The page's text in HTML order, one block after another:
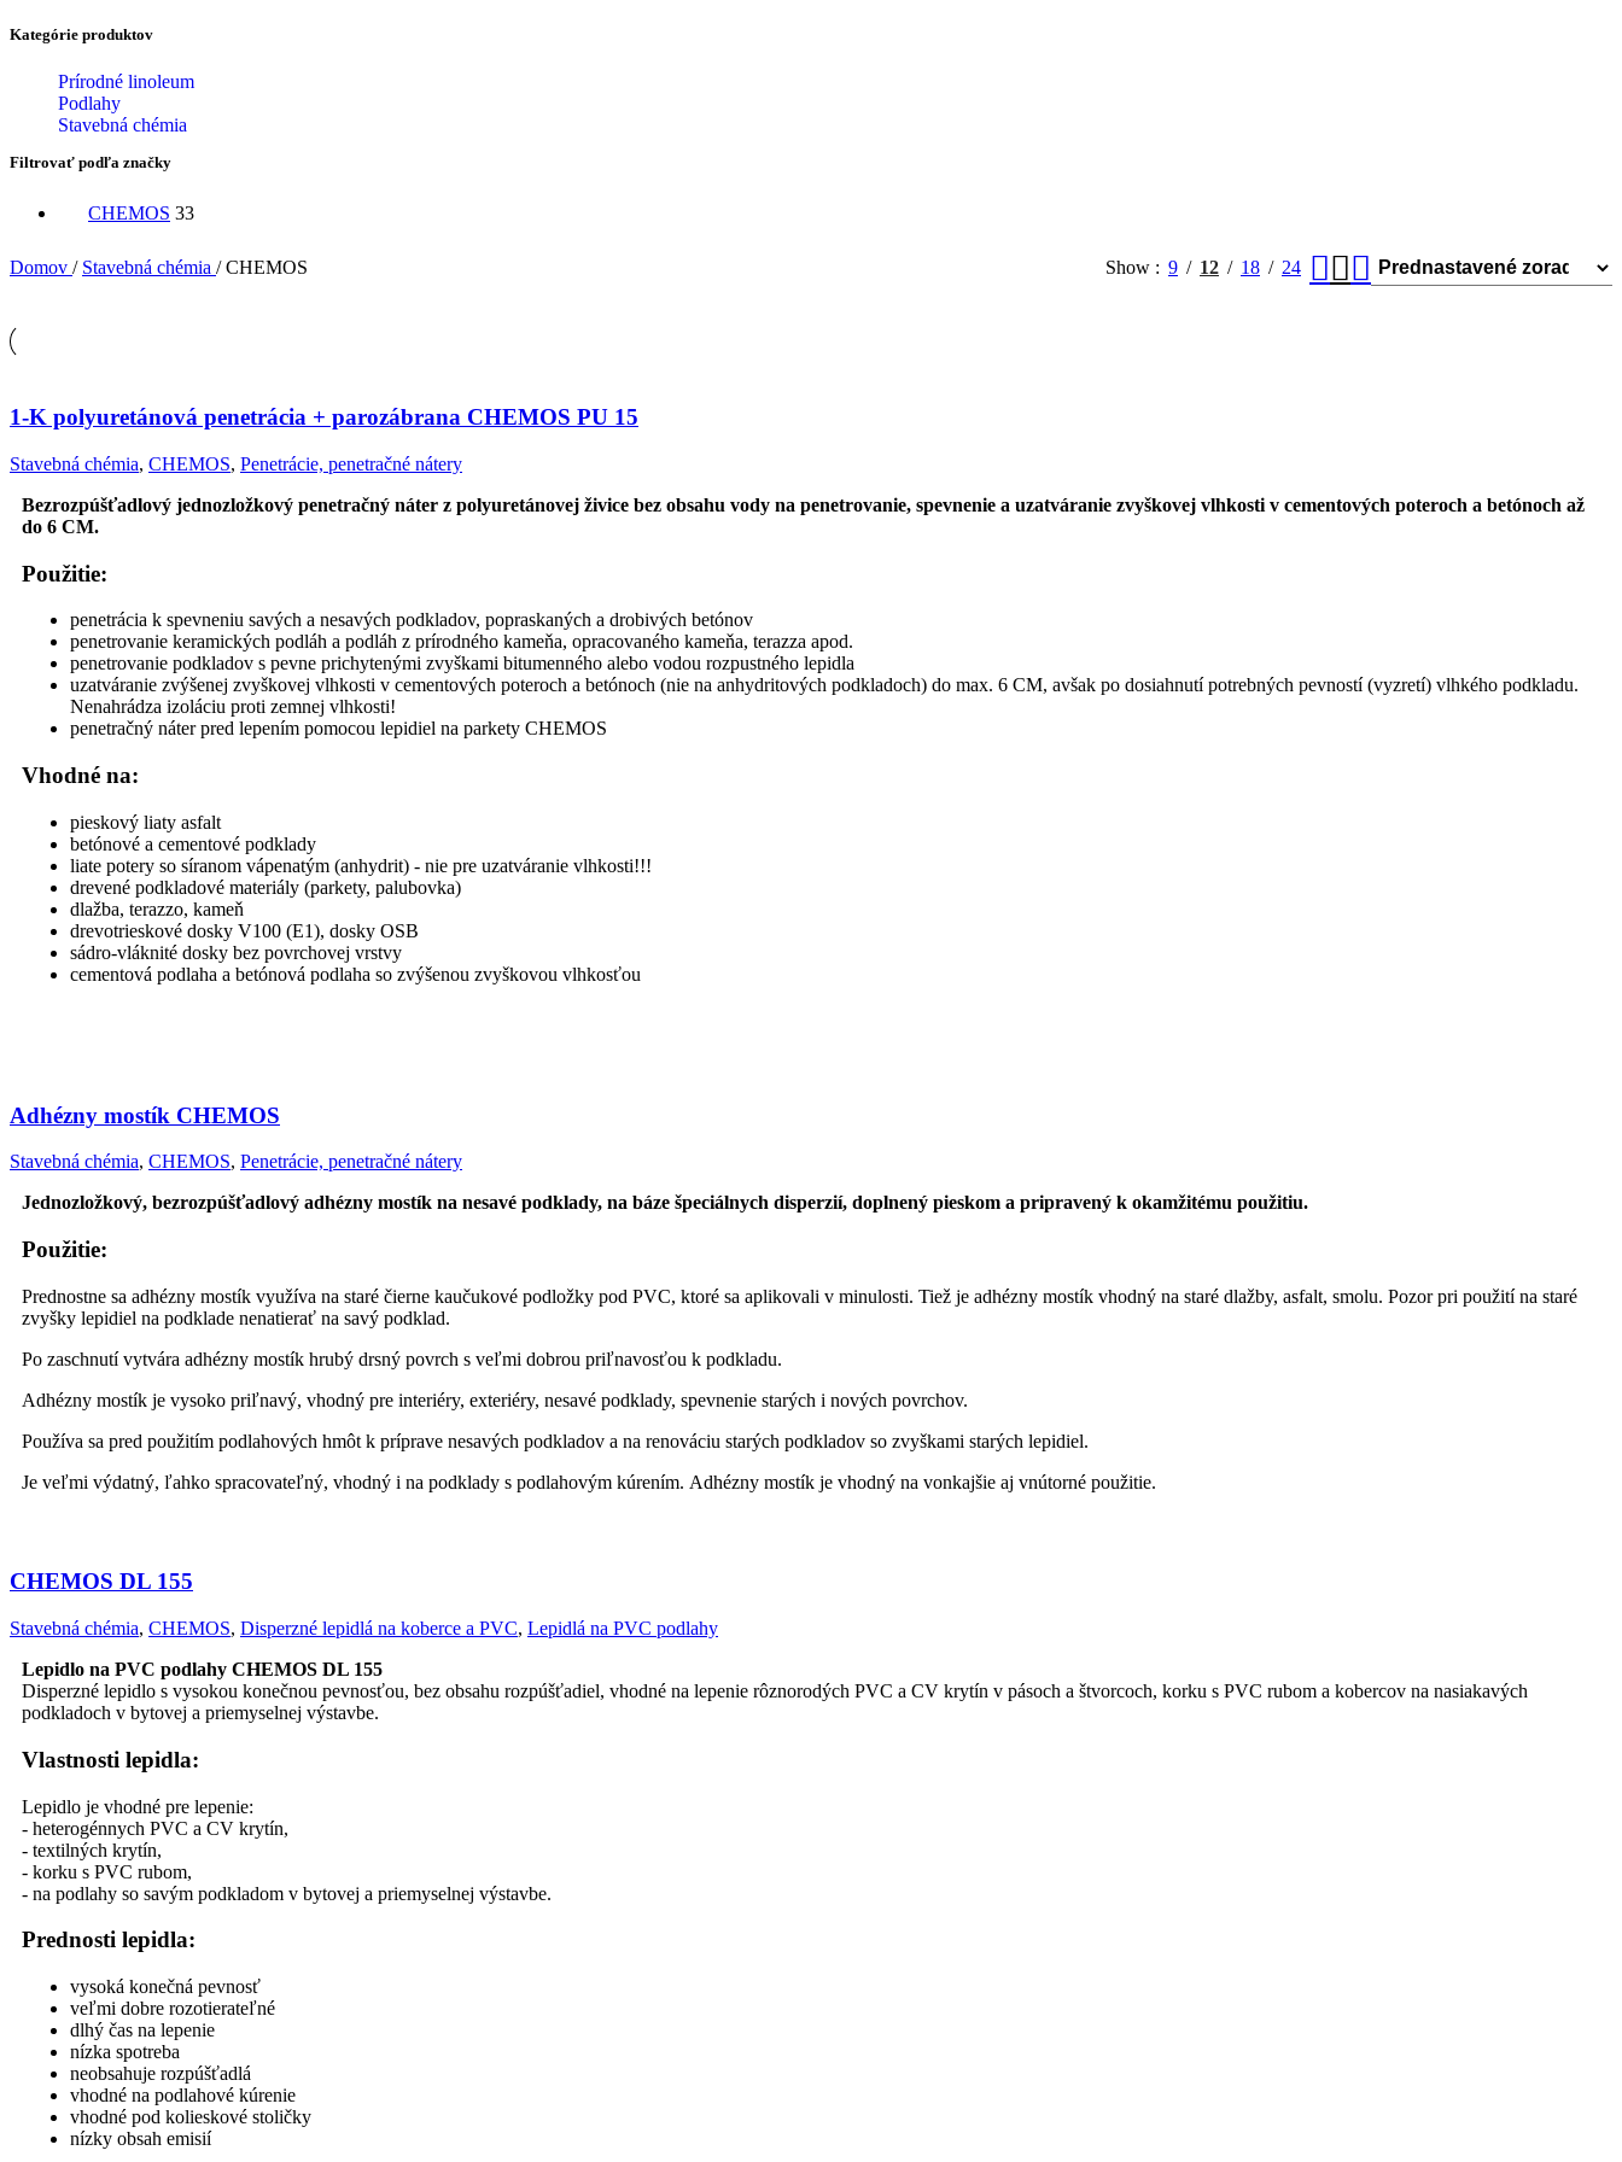
Kategórie produktov
Prírodné linoleum
Podlahy
Stavebná chémia
Filtrovať podľa značky
CHEMOS 33
Domov / Stavebná chémia / CHEMOS Show 9 12 18 24
1-K polyuretánová penetrácia + parozábrana CHEMOS PU 15
Stavebná chémia, CHEMOS, Penetrácie, penetračné nátery
Bezrozpúšťadlový jednozložkový penetračný náter z polyuretánovej živice bez obsahu vody na penetrovanie, spevnenie a uzatváranie zvyškovej vlhkosti v cementových poteroch a betónoch až
do 6 CM.
Použitie:
penetrácia k spevneniu savých a nesavých podkladov, popraskaných a drobivých betónov
penetrovanie keramických podláh a podláh z prírodného kameňa, opracovaného kameňa, terazza apod.
penetrovanie podkladov s pevne prichytenými zvyškami bitumenného alebo vodou rozpustného lepidla
uzatváranie zvýšenej zvyškovej vlhkosti v cementových poteroch a betónoch (nie na anhydritových podkladoch) do max. 6 CM, avšak po dosiahnutí potrebných pevností (vyzretí) vlhkého podkladu.
Nenahrádza izoláciu proti zemnej vlhkosti!
penetračný náter pred lepením pomocou lepidiel na parkety CHEMOS
Vhodné na:
pieskový liaty asfalt
betónové a cementové podklady
liate potery so síranom vápenatým (anhydrit) - nie pre uzatváranie vlhkosti!!!
drevené podkladové materiály (parkety, palubovka)
dlažba, terazzo, kameň
drevotrieskové dosky V100 (E1), dosky OSB
sádro-vláknité dosky bez povrchovej vrstvy
cementová podlaha a betónová podlaha so zvýšenou zvyškovou vlhkosťou
Adhézny mostík CHEMOS
Stavebná chémia, CHEMOS, Penetrácie, penetračné nátery
Jednozložkový, bezrozpúšťadlový adhézny mostík na nesavé podklady, na báze špeciálnych disperzií, doplnený pieskom a pripravený k okamžitému použitiu.
Použitie:
Prednostne sa adhézny mostík využíva na staré čierne kaučukové podložky pod PVC, ktoré sa aplikovali v minulosti. Tiež je adhézny mostík vhodný na staré dlažby, asfalt, smolu. Pozor pri použití na staré
zvyšky lepidiel na podklade nenatierať na savý podklad.
Po zaschnutí vytvára adhézny mostík hrubý drsný povrch s veľmi dobrou priľnavosťou k podkladu.
Adhézny mostík je vysoko priľnavý, vhodný pre interiéry, exteriéry, nesavé podklady, spevnenie starých i nových povrchov.
Používa sa pred použitím podlahových hmôt k príprave nesavých podkladov a na renováciu starých podkladov so zvyškami starých lepidiel.
Je veľmi výdatný, ľahko spracovateľný, vhodný i na podklady s podlahovým kúrením. Adhézny mostík je vhodný na vonkajšie aj vnútorné použitie.
CHEMOS DL 155
Stavebná chémia, CHEMOS, Disperzné lepidlá na koberce a PVC, Lepidlá na PVC podlahy
Lepidlo na PVC podlahy CHEMOS DL 155
Disperzné lepidlo s vysokou konečnou pevnosťou, bez obsahu rozpúšťadiel, vhodné na lepenie rôznorodých PVC a CV krytín v pásoch a štvorcoch, korku s PVC rubom a kobercov na nasiakavých
podkladoch v bytovej a priemyselnej výstavbe.
Vlastnosti lepidla:
Lepidlo je vhodné pre lepenie:
- heterogénnych PVC a CV krytín,
- textilných krytín,
- korku s PVC rubom,
- na podlahy so savým podkladom v bytovej a priemyselnej výstavbe.
Prednosti lepidla:
vysoká konečná pevnosť
veľmi dobre rozotierateľné
dlhý čas na lepenie
nízka spotreba
neobsahuje rozpúšťadlá
vhodné na podlahové kúrenie
vhodné pod kolieskové stoličky
nízky obsah emisií